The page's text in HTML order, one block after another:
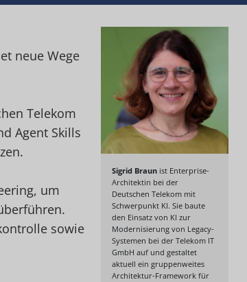
neue Wege
Telekom
Agent Skills
um
sowie
Sigrid Braun ist Enterprise-
Architektin bei der
Deutschen Telekom mit
Schwerpunkt KI. Sie baute
den Einsatz von KI zur
Modernisierung von Legacy-
Systemen bei der Telekom IT
GmbH auf und gestaltet
aktuell ein gruppenweites
Architektur-Framework für